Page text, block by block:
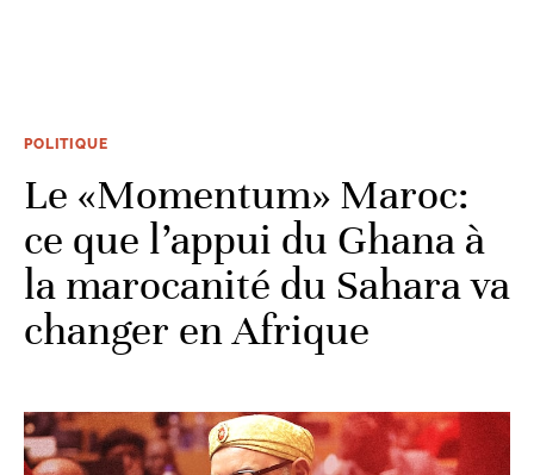
POLITIQUE
Le «Momentum» Maroc:
ce que l’appui du Ghana à
la marocanité du Sahara va
changer en Afrique